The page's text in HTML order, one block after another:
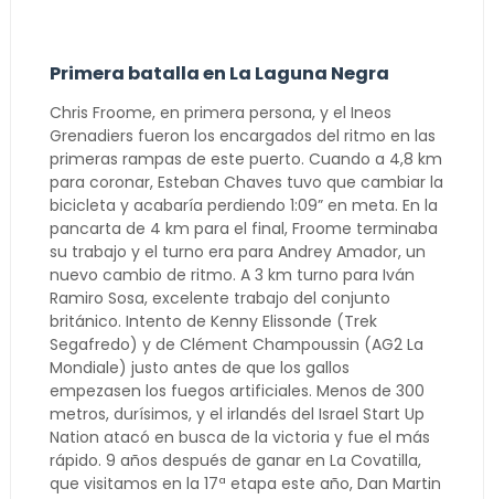
Primera batalla en La Laguna Negra
Chris Froome, en primera persona, y el Ineos
Grenadiers fueron los encargados del ritmo en las
primeras rampas de este puerto. Cuando a 4,8 km
para coronar, Esteban Chaves tuvo que cambiar la
bicicleta y acabaría perdiendo 1:09” en meta. En la
pancarta de 4 km para el final, Froome terminaba
su trabajo y el turno era para Andrey Amador, un
nuevo cambio de ritmo. A 3 km turno para Iván
Ramiro Sosa, excelente trabajo del conjunto
británico. Intento de Kenny Elissonde (Trek
Segafredo) y de Clément Champoussin (AG2 La
Mondiale) justo antes de que los gallos
empezasen los fuegos artificiales. Menos de 300
metros, durísimos, y el irlandés del Israel Start Up
Nation atacó en busca de la victoria y fue el más
rápido. 9 años después de ganar en La Covatilla,
que visitamos en la 17ª etapa este año, Dan Martin